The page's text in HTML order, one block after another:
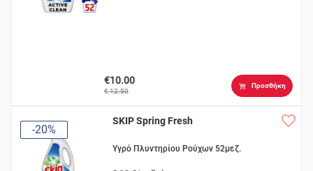
€10.00
€ 12.50
Προσθήκη
-20%
SKIP Spring Fresh
Υγρό Πλυντηρίου Ρούχων 52μεζ.